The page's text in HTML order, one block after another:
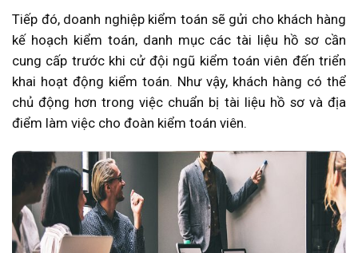
Tiếp đó, doanh nghiệp kiểm toán sẽ gửi cho khách hàng
kế hoạch kiểm toán, danh mục các tài liệu hồ sơ cần
cung cấp trước khi cử đội ngũ kiểm toán viên đến triển
khai hoạt động kiểm toán. Như vậy, khách hàng có thể
chủ động hơn trong việc chuẩn bị tài liệu hồ sơ và địa
điểm làm việc cho đoàn kiểm toán viên.